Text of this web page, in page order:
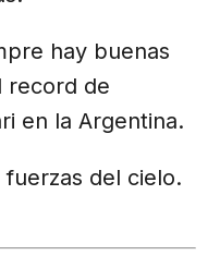
hay buenas
record de
en la Argentina.
del cielo.